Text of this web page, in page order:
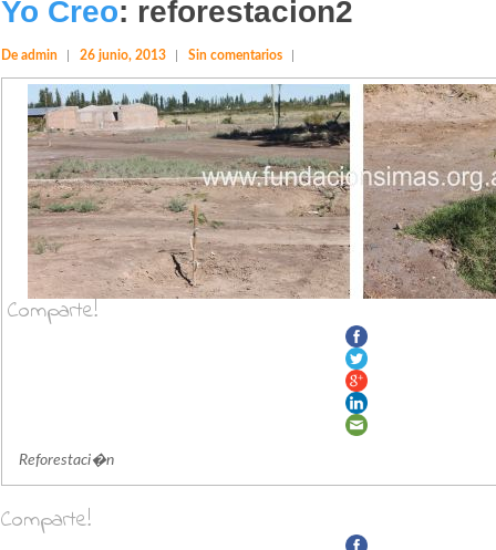
Yo Creo: reforestacion2
De admin 26 junio, 2013 Sin comentarios
Comparte!
Reforestaci�n
Comparte!